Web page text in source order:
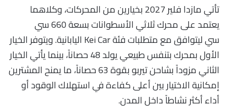
تأتي مازدا فلير 2027 بخيارين من المحركات، وكلاهما
يعتمد على محرك ثلاثي الأسطوانات بسعة 660 سي
سي ليتوافق مع متطلبات فئة Kei Car اليابانية. ويتوفر الخيار
الأول بمحرك بتنفس طبيعي يولد 48 حصاناً، بينما يأتي الخيار
الثاني مزوداً بشاحن تيربو بقوة 63 حصاناً، ما يمنح المشترين
إمكانية الاختيار بين أعلى كفاءة في استهلاك الوقود أو
أداء أكثر نشاطاً داخل المدن.